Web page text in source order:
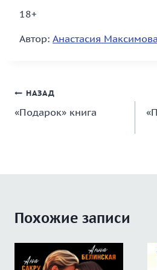
18+
Автор: Анастасия Максимова
Навигация
по
НАЗАД
«Подарок» книга
Похожие записи